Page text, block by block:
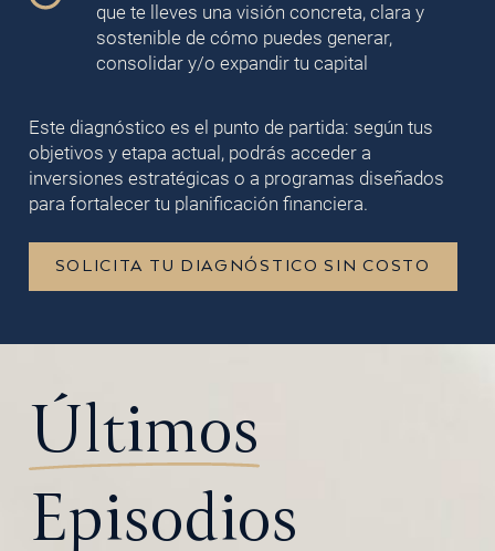
que te lleves una visión concreta, clara y
sostenible de cómo puedes generar,
consolidar y/o expandir tu capital
Este diagnóstico es el punto de partida: según tus
objetivos y etapa actual, podrás acceder a
inversiones estratégicas o a programas diseñados
para fortalecer tu planificación financiera.
SOLICITA TU DIAGNÓSTICO SIN COSTO
Últimos
Episodios